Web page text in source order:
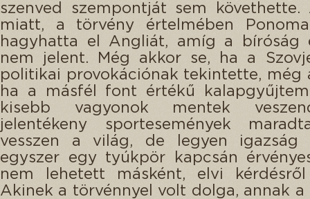
szenved szempontját sem követhette.
miatt, a törvény értelmében
hagyhatta el Angliát, amíg a bíróság
nem jelent. Még akkor se, ha a
politikai provokációnak tekintette, még
ha a másfél font értékű
kisebb vagyonok mentek
jelentékeny sportesemények
vesszen a világ, de legyen igazság
egyszer egy tyúkpör kapcsán
nem lehetett másként, elvi
Akinek a törvénnyel volt dolga, annak a